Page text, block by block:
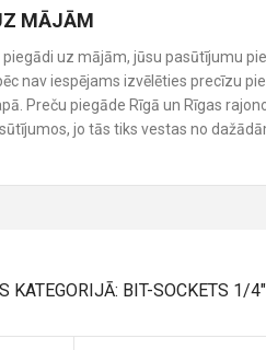
MĀJĀM
uz mājām, jūsu pasūtījumu
nav iespējams izvēlēties precīzu
Preču piegāde Rīgā un Rīgas
jo tās tiks vestas no
KATEGORIJĀ: BIT-SOCKETS 1/4"